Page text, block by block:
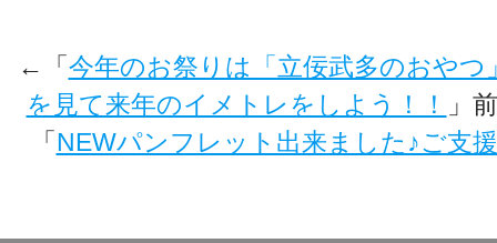
←「今年のお祭りは「立佞武多のおや
を見て来年のイメトレをしよう！！
」
「NEWパンフレット出来ました♪ご支